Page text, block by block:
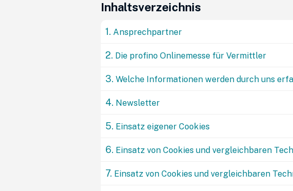
Inhaltsverzeichnis
1. Ansprechpartner
2. Die profino Onlinemesse für Vermittler
3. Welche Informationen werden durch uns
4. Newsletter
5. Einsatz eigener Cookies
6. Einsatz von Cookies und vergleichbaren
7. Einsatz von Cookies und vergleichbaren